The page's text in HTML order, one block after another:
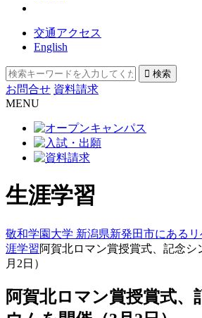
交通アクセス
English
お問合せ 資料請求
MENU
生涯学習
敬和学園大学 新潟県新発田市にある
涯学習阿賀北ロマン賞授賞式、記念シ
月2日）
阿賀北ロマン賞授賞式、